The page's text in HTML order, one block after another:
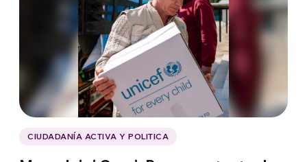
CIUDADANÍA ACTIVA Y POLITICA